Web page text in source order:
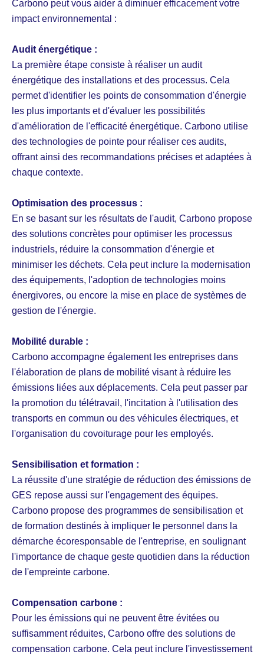
Carbono peut vous aider à diminuer efficacement votre
impact environnemental :
Audit énergétique :
La première étape consiste à réaliser un audit
énergétique des installations et des processus. Cela
permet d'identifier les points de consommation d'énergie
les plus importants et d'évaluer les possibilités
d'amélioration de l'efficacité énergétique. Carbono utilise
des technologies de pointe pour réaliser ces audits,
offrant ainsi des recommandations précises et adaptées à
chaque contexte.
Optimisation des processus :
En se basant sur les résultats de l'audit, Carbono propose
des solutions concrètes pour optimiser les processus
industriels, réduire la consommation d'énergie et
minimiser les déchets. Cela peut inclure la modernisation
des équipements, l'adoption de technologies moins
énergivores, ou encore la mise en place de systèmes de
gestion de l'énergie.
Mobilité durable :
Carbono accompagne également les entreprises dans
l'élaboration de plans de mobilité visant à réduire les
émissions liées aux déplacements. Cela peut passer par
la promotion du télétravail, l'incitation à l'utilisation des
transports en commun ou des véhicules électriques, et
l'organisation du covoiturage pour les employés.
Sensibilisation et formation :
La réussite d'une stratégie de réduction des émissions de
GES repose aussi sur l'engagement des équipes.
Carbono propose des programmes de sensibilisation et
de formation destinés à impliquer le personnel dans la
démarche écoresponsable de l'entreprise, en soulignant
l'importance de chaque geste quotidien dans la réduction
de l'empreinte carbone.
Compensation carbone :
Pour les émissions qui ne peuvent être évitées ou
suffisamment réduites, Carbono offre des solutions de
compensation carbone. Cela peut inclure l'investissement